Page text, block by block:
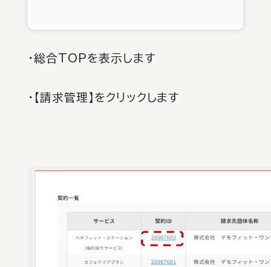
・総合TOPを表示します
・【請求管理】をクリックします